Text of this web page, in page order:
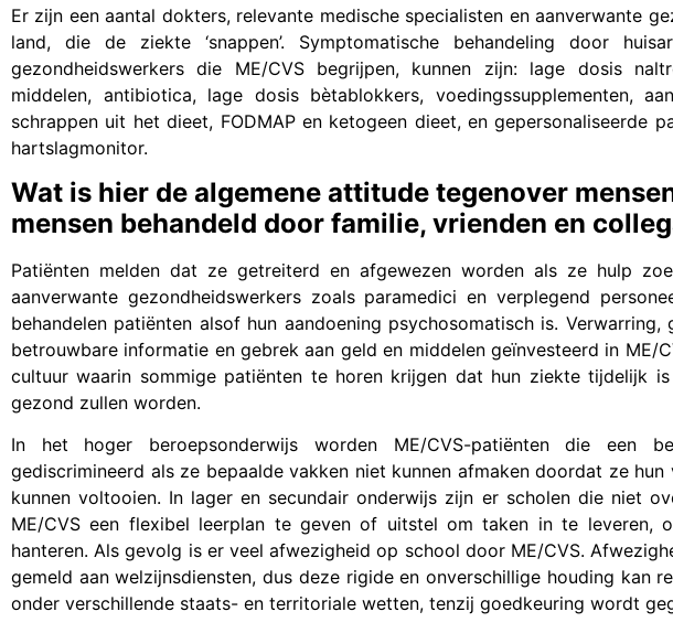
Er zijn een aantal dokters, relevante medische specialisten en aanverwante
land, die de ziekte ‘snappen’. Symptomatische behandeling door
gezondheidswerkers die ME/CVS begrijpen, kunnen zijn: lage dosis
middelen, antibiotica, lage dosis bètablokkers, voedingssupplementen,
schrappen uit het dieet, FODMAP en ketogeen dieet, en gepersonaliseerde
hartslagmonitor.
Wat is hier de algemene attitude tegenover
mensen behandeld door familie, vrienden en
Patiënten melden dat ze getreiterd en afgewezen worden als ze hulp
aanverwante gezondheidswerkers zoals paramedici en verplegend
behandelen patiënten alsof hun aandoening psychosomatisch is.
betrouwbare informatie en gebrek aan geld en middelen geïnvesteerd in ME/
cultuur waarin sommige patiënten te horen krijgen dat hun ziekte tijdelijk
gezond zullen worden.
In het hoger beroepsonderwijs worden ME/CVS-patiënten die een
gediscrimineerd als ze bepaalde vakken niet kunnen afmaken doordat ze
kunnen voltooien. In lager en secundair onderwijs zijn er scholen die niet
ME/CVS een flexibel leerplan te geven of uitstel om taken in te leveren,
hanteren. Als gevolg is er veel afwezigheid op school door ME/CVS.
gemeld aan welzijnsdiensten, dus deze rigide en onverschillige houding kan
onder verschillende staats- en territoriale wetten, tenzij goedkeuring wordt